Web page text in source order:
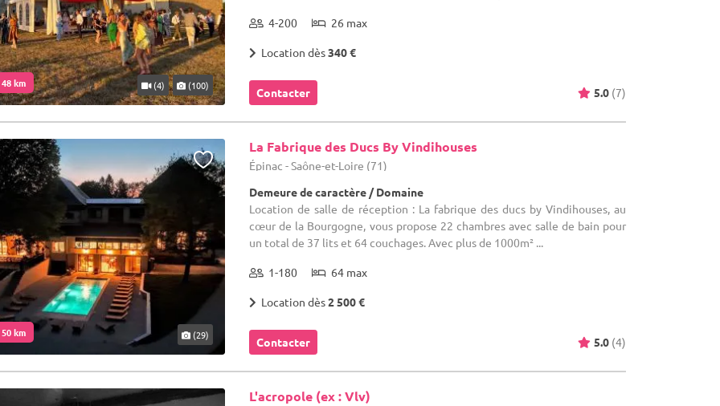
km (4) (100)
4-200 26 max
Location dès340 €
Contacter 5.0 (7)
km (29)
La Fabrique des Ducs By Vindihouses
Épinac - Saône-et-Loire (71)
Demeure de caractère / Domaine
Location de salle de réception : La fabrique des ducs by Vindihouses, au
cœur de la Bourgogne, vous propose 22 chambres avec salle de bain pour
un total de 37 lits et 64 couchages. Avec plus de 1000m² ...
1-180 64 max
Location dès2 500 €
Contacter 5.0 (4)
L'acropole (ex : Vlv)